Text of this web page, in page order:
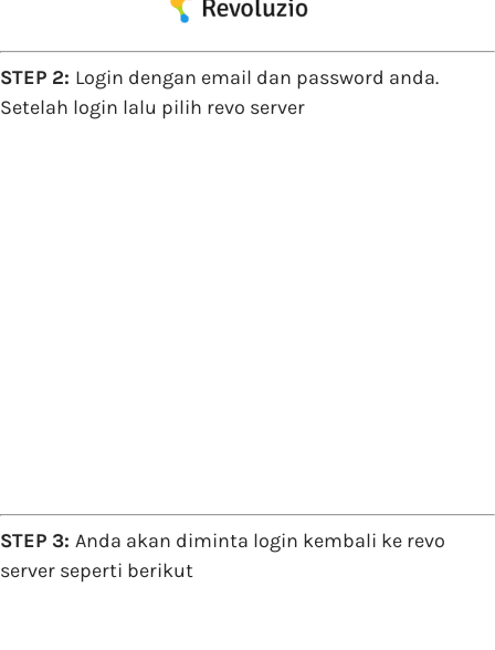
STEP 2: Login dengan email dan password anda.
Setelah login lalu pilih revo server
STEP 3: Anda akan diminta login kembali ke revo
server seperti berikut